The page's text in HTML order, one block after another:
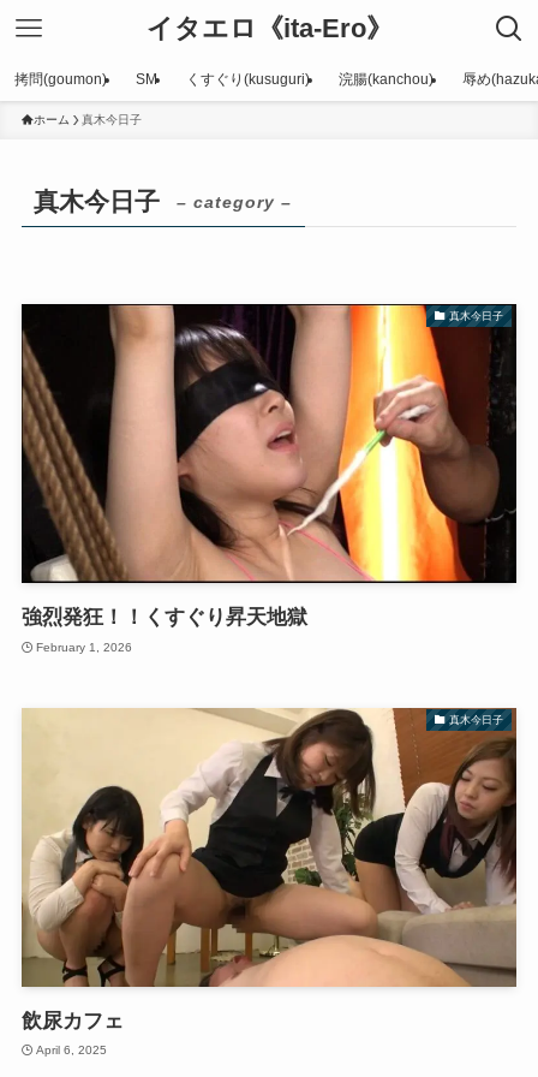
イタエロ《ita-Ero》
拷問(goumon) SM くすぐり(kusuguri) 浣腸(kanchou) 辱め
ホーム 真木今日子
真木今日子 – category –
真木今日子
強烈発狂！！くすぐり昇天地獄
February 1, 2026
真木今日子
飲尿カフェ
April 6, 2025